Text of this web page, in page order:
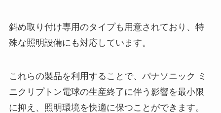
斜め取り付け専用のタイプも用意されており、特
殊な照明設備にも対応しています。
これらの製品を利用することで、パナソニック ミ
ニクリプトン電球の生産終了に伴う影響を最小限
に抑え、照明環境を快適に保つことができます。